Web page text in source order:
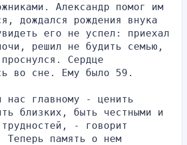
Александр помог им
дождался рождения внука
его не успел: приехал
решил не будить семью,
Сердце
во сне. Ему было 59.
нас главному - ценить
близких, быть честными и
- говорит
Теперь память о нем